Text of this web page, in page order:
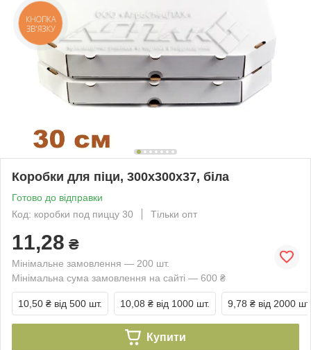
Коробки для піци, 300х300х37, біла
Готово до відправки
Код: коробки под пиццу 30
Тільки опт
11,28 ₴
Мінімальне замовлення — 200 шт.
Мінімальна сума замовлення на сайті — 600 ₴
10,50 ₴ від 500 шт. 10,08 ₴ від 1000 шт. 9,78 ₴ від 2000 шт.
Купити
КНОПКА
ЗВ'ЯЗКУ